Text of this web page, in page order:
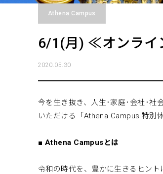
Athena Campus
6/1(月) ≪オンライ
2020.05.30
今を生き抜き、人生･家庭･会社･社
いただける「Athena Campus 特別
■ Athena Campusとは
令和の時代を、豊かに生きるヒント